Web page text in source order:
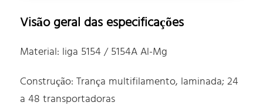
Visão geral das especificações
Material: liga 5154 / 5154A Al-Mg
Construção: Trança multifilamento, laminada; 24
a 48 transportadoras